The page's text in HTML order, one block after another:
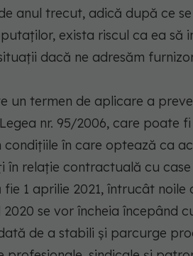
anul trecut, adică după ce
exista riscul ca ea
dacă ne adresăm
un termen de aplicare a
nr. 95/2006, care poate
condiţiile în care optează ca
în relaţie contractuală cu
fie 1 aprilie 2021, întrucât
se vor încheia începând
de a stabili şi parcurge